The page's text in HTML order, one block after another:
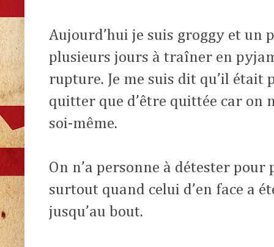
Aujourd’hui je suis groggy et un
plusieurs jours à traîner en
rupture. Je me suis dit qu’il était
quitter que d’être quittée car on
soi-même.
On n’a personne à détester
surtout quand celui d’en face a
jusqu’au bout.